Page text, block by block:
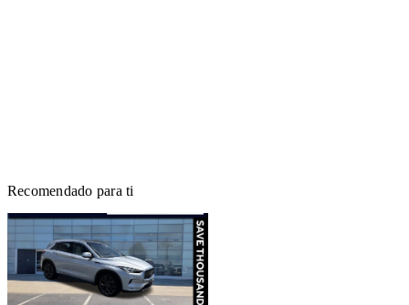
Recomendado para ti